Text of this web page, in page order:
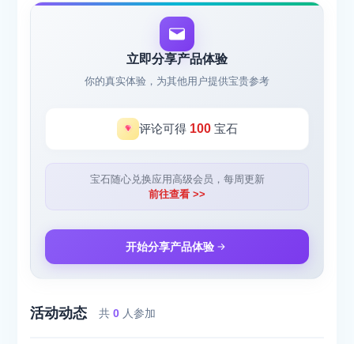
立即分享产品体验
你的真实体验，为其他用户提供宝贵参考
评论可得 100宝石
宝石随心兑换应用高级会员，每周更新
前往查看 >>
开始分享产品体验
活动动态 共0 人参加